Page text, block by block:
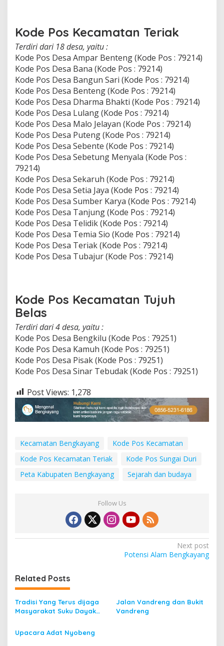
Kode Pos Kecamatan Teriak
Terdiri dari 18 desa, yaitu :
Kode Pos Desa Ampar Benteng (Kode Pos : 79214)
Kode Pos Desa Bana (Kode Pos : 79214)
Kode Pos Desa Bangun Sari (Kode Pos : 79214)
Kode Pos Desa Benteng (Kode Pos : 79214)
Kode Pos Desa Dharma Bhakti (Kode Pos : 79214)
Kode Pos Desa Lulang (Kode Pos : 79214)
Kode Pos Desa Malo Jelayan (Kode Pos : 79214)
Kode Pos Desa Puteng (Kode Pos : 79214)
Kode Pos Desa Sebente (Kode Pos : 79214)
Kode Pos Desa Sebetung Menyala (Kode Pos :
79214)
Kode Pos Desa Sekaruh (Kode Pos : 79214)
Kode Pos Desa Setia Jaya (Kode Pos : 79214)
Kode Pos Desa Sumber Karya (Kode Pos : 79214)
Kode Pos Desa Tanjung (Kode Pos : 79214)
Kode Pos Desa Telidik (Kode Pos : 79214)
Kode Pos Desa Temia Sio (Kode Pos : 79214)
Kode Pos Desa Teriak (Kode Pos : 79214)
Kode Pos Desa Tubajur (Kode Pos : 79214)
Kode Pos Kecamatan Tujuh
Belas
Terdiri dari 4 desa, yaitu :
Kode Pos Desa Bengkilu (Kode Pos : 79251)
Kode Pos Desa Kamuh (Kode Pos : 79251)
Kode Pos Desa Pisak (Kode Pos : 79251)
Kode Pos Desa Sinar Tebudak (Kode Pos : 79251)
Post Views: 1,278
Kecamatan Bengkayang
Kode Pos Kecamatan
Kode Pos Kecamatan Teriak
Kode Pos Sungai Duri
Peta Kabupaten Bengkayang
Sejarah dan budaya
Follow Us
s
t
n
a
v
Next post
Potensi Alam Bengkayang
Related Posts
Tradisi Yang Terus dijaga
Masyarakat Suku Dayak
“SIRAK’NG OHE (Antar
Batu)”
Jalan Vandreng dan Bukit
Vandreng
Upacara Adat Nyobeng